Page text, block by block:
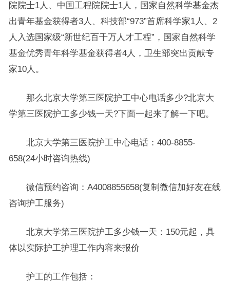
院院士1人、中国工程院院士1人，国家自然科学基金杰
出青年基金获得者3人、科技部“973”首席科学家1人、2
人入选国家级“新世纪百千万人才工程”，国家自然科学
基金优秀青年科学基金获得者4人，卫生部突出贡献专
家10人。
那么北京大学第三医院护工中心电话多少?北京大
学第三医院护工多少钱一天?下面一起来了解一下吧。
北京大学第三医院护工中心电话：400-8855-
658(24小时咨询热线)
微信预约咨询：A4008855658(复制微信加好友在线
咨询护工服务)
北京大学第三医院护工多少钱一天：150元起，具
体以实际护工护理工作内容来报价
护工的工作包括：